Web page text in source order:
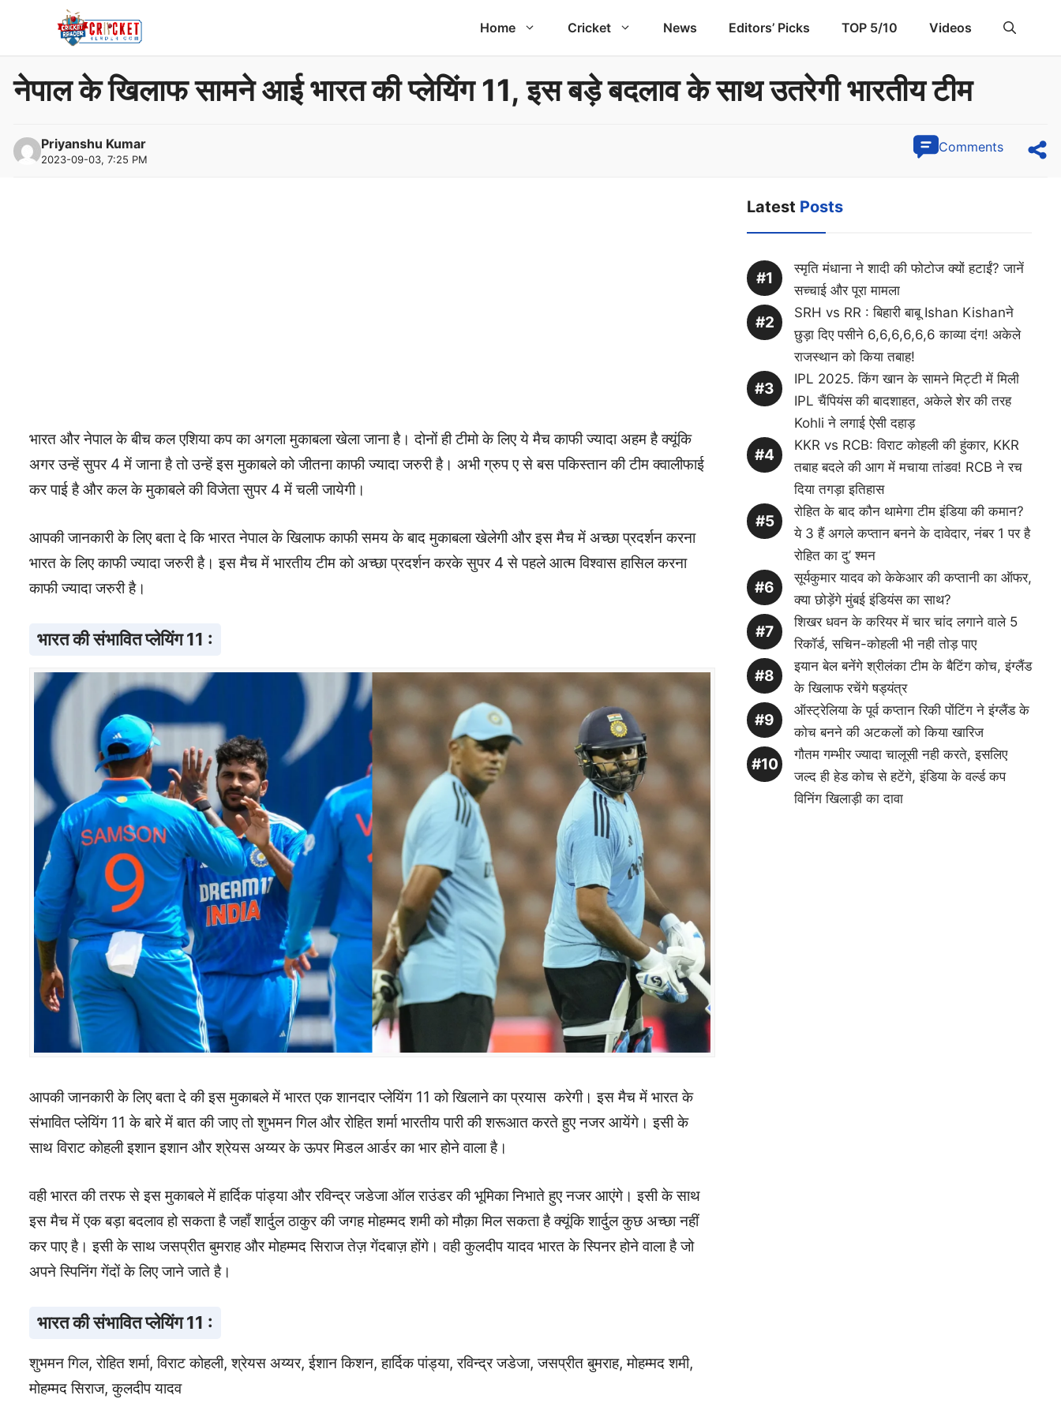
Home Cricket News Editors’ Picks TOP 5/10 Videos
नेपाल के खिलाफ सामने आई भारत की प्लेयिंग 11, इस बड़े बदलाव के साथ उतरेगी भारतीय टीम
Priyanshu Kumar
2023-09-03, 7:25 PM
Comments
भारत और नेपाल के बीच कल एशिया कप का अगला मुकाबला खेला जाना है। दोनों ही टीमो के लिए ये मैच काफी ज्यादा अहम है क्यूंकि
अगर उन्हें सुपर 4 में जाना है तो उन्हें इस मुकाबले को जीतना काफी ज्यादा जरुरी है। अभी ग्रुप ए से बस पकिस्तान की टीम क्वालीफाई
कर पाई है और कल के मुकाबले की विजेता सुपर 4 में चली जायेगी।
आपकी जानकारी के लिए बता दे कि भारत नेपाल के खिलाफ काफी समय के बाद मुकाबला खेलेगी और इस मैच में अच्छा प्रदर्शन करना
भारत के लिए काफी ज्यादा जरुरी है। इस मैच में भारतीय टीम को अच्छा प्रदर्शन करके सुपर 4 से पहले आत्म विश्वास हासिल करना
काफी ज्यादा जरुरी है।
भारत की संभावित प्लेयिंग 11 :
आपकी जानकारी के लिए बता दे की इस मुकाबले में भारत एक शानदार प्लेयिंग 11 को खिलाने का प्रयास करेगी। इस मैच में भारत के
संभावित प्लेयिंग 11 के बारे में बात की जाए तो शुभमन गिल और रोहित शर्मा भारतीय पारी की शरूआत करते हुए नजर आयेंगे। इसी के
साथ विराट कोहली इशान इशान और श्रेयस अय्यर के ऊपर मिडल आर्डर का भार होने वाला है।
वही भारत की तरफ से इस मुकाबले में हार्दिक पांड्या और रविन्द्र जडेजा ऑल राउंडर की भूमिका निभाते हुए नजर आएंगे। इसी के साथ
इस मैच में एक बड़ा बदलाव हो सकता है जहाँ शार्दुल ठाकुर की जगह मोहम्मद शमी को मौक़ा मिल सकता है क्यूंकि शार्दुल कुछ अच्छा नहीं
कर पाए है। इसी के साथ जसप्रीत बुमराह और मोहम्मद सिराज तेज़ गेंदबाज़ होंगे। वही कुलदीप यादव भारत के स्पिनर होने वाला है जो
अपने स्पिनिंग गेंदों के लिए जाने जाते है।
भारत की संभावित प्लेयिंग 11 :
शुभमन गिल, रोहित शर्मा, विराट कोहली, श्रेयस अय्यर, ईशान किशन, हार्दिक पांड्या, रविन्द्र जडेजा, जसप्रीत बुमराह, मोहम्मद शमी,
मोहम्मद सिराज, कुलदीप यादव
Latest Posts
स्मृति मंधाना ने शादी की फोटोज क्यों हटाईं? जानें
सच्चाई और पूरा मामला
SRH vs RR : बिहारी बाबू Ishan Kishanने
छुड़ा दिए पसीने 6,6,6,6,6,6 काव्या दंग! अकेले
राजस्थान को किया तबाह!
IPL 2025. किंग खान के सामने मिट्टी में मिली
IPL चैंपियंस की बादशाहत, अकेले शेर की तरह
Kohli ने लगाई ऐसी दहाड़
KKR vs RCB: विराट कोहली की हुंकार, KKR
तबाह बदले की आग में मचाया तांडव! RCB ने रच
दिया तगड़ा इतिहास
रोहित के बाद कौन थामेगा टीम इंडिया की कमान?
ये 3 हैं अगले कप्तान बनने के दावेदार, नंबर 1 पर है
रोहित का दु’ श्मन
सूर्यकुमार यादव को केकेआर की कप्तानी का ऑफर,
क्या छोड़ेंगे मुंबई इंडियंस का साथ?
शिखर धवन के करियर में चार चांद लगाने वाले 5
रिकॉर्ड, सचिन-कोहली भी नही तोड़ पाए
इयान बेल बनेंगे श्रीलंका टीम के बैटिंग कोच, इंग्लैंड
के खिलाफ रचेंगे षड्यंत्र
ऑस्ट्रेलिया के पूर्व कप्तान रिकी पोंटिंग ने इंग्लैंड के
कोच बनने की अटकलों को किया खारिज
गौतम गम्भीर ज्यादा चालूसी नही करते, इसलिए
जल्द ही हेड कोच से हटेंगे, इंडिया के वर्ल्ड कप
विनिंग खिलाड़ी का दावा